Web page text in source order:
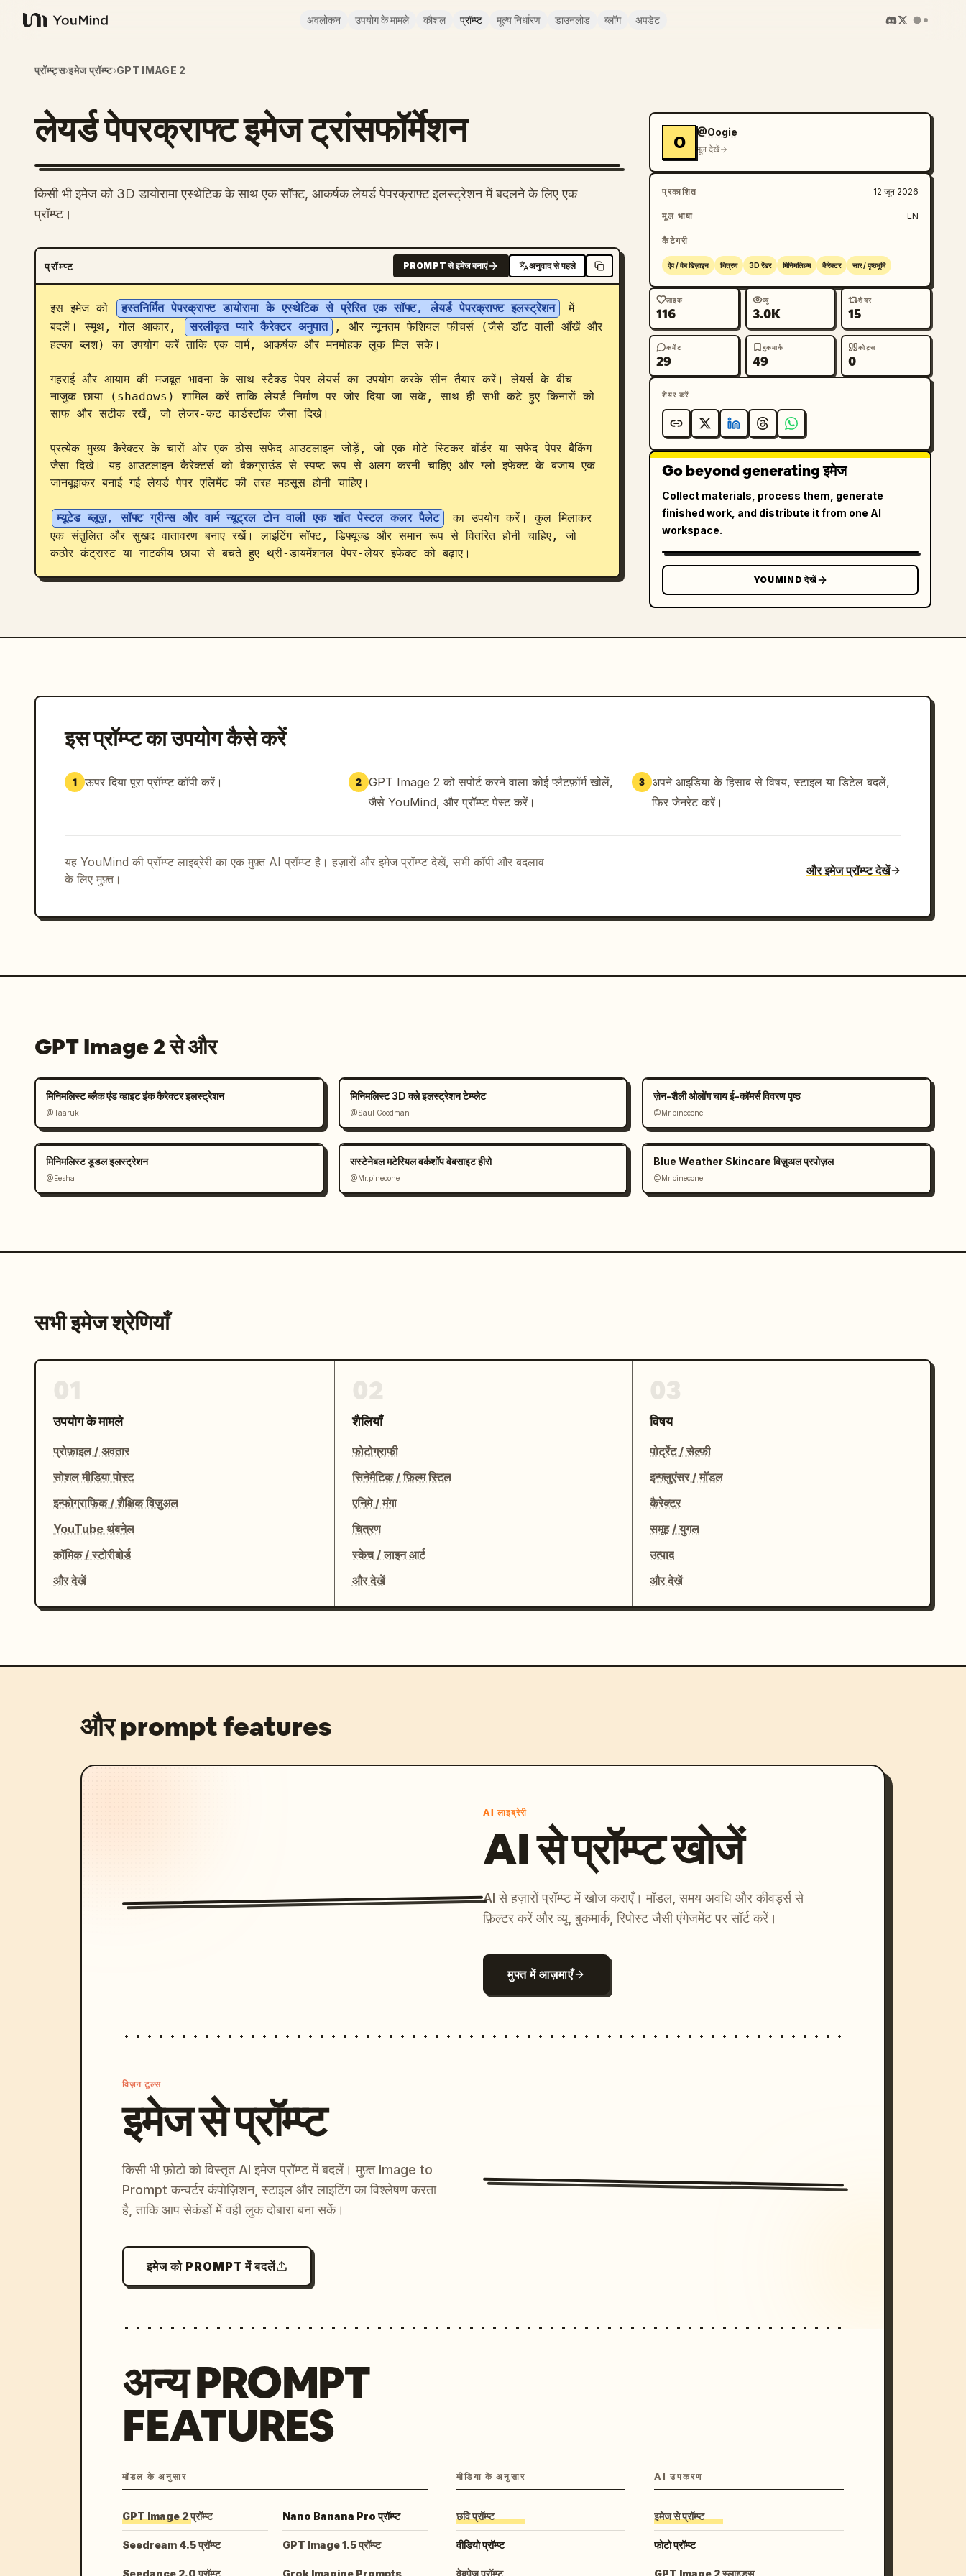
YouMind
अवलोकन उपयोग के मामले कौशल प्रॉम्प्ट मूल्य निर्धारण डाउनलोड ब्लॉग अपडेट
प्रॉम्प्ट्स›इमेज प्रॉम्प्ट›GPT IMAGE 2
लेयर्ड पेपरक्राफ्ट इमेज ट्रांसफॉर्मेशन
किसी भी इमेज को 3D डायोरामा एस्थेटिक के साथ एक सॉफ्ट, आकर्षक लेयर्ड पेपरक्राफ्ट इलस्ट्रेशन में बदलने के लिए एक
प्रॉम्प्ट।
प्रॉम्प्ट PROMPT से इमेज बनाएं अनुवाद से पहले
इस इमेज को हस्तनिर्मित पेपरक्राफ्ट डायोरामा के एस्थेटिक से प्रेरित एक सॉफ्ट, लेयर्ड पेपरक्राफ्ट इलस्ट्रेशन
में
बदलें। स्मूथ, गोल आकार,
सरलीकृत प्यारे कैरेक्टर अनुपात
, और न्यूनतम फेशियल फीचर्स (जैसे डॉट वाली आँखें और
हल्का ब्लश) का उपयोग करें ताकि एक वार्म, आकर्षक और मनमोहक लुक मिल सके।
गहराई और आयाम की मजबूत भावना के साथ स्टैक्ड पेपर लेयर्स का उपयोग करके सीन तैयार करें। लेयर्स के बीच
नाजुक छाया (shadows) शामिल करें ताकि लेयर्ड निर्माण पर जोर दिया जा सके, साथ ही सभी कटे हुए किनारों को
साफ और सटीक रखें, जो लेजर-कट कार्डस्टॉक जैसा दिखे।
प्रत्येक मुख्य कैरेक्टर के चारों ओर एक ठोस सफेद आउटलाइन जोड़ें, जो एक मोटे स्टिकर बॉर्डर या सफेद पेपर बैकिंग
जैसा दिखे। यह आउटलाइन कैरेक्टर्स को बैकग्राउंड से स्पष्ट रूप से अलग करनी चाहिए और ग्लो इफेक्ट के बजाय एक
जानबूझकर बनाई गई लेयर्ड पेपर एलिमेंट की तरह महसूस होनी चाहिए।
म्यूटेड ब्लूज़, सॉफ्ट ग्रीन्स और वार्म न्यूट्रल टोन वाली एक शांत पेस्टल कलर पैलेट
का उपयोग करें। कुल मिलाकर
एक संतुलित और सुखद वातावरण बनाए रखें। लाइटिंग सॉफ्ट, डिफ्यूज्ड और समान रूप से वितरित होनी चाहिए, जो
कठोर कंट्रास्ट या नाटकीय छाया से बचते हुए थ्री-डायमेंशनल पेपर-लेयर इफेक्ट को बढ़ाए।
O
@Oogie
मूल देखें
प्रकाशित 12 जून 2026
मूल भाषा EN
कैटेगरी
ऐप / वेब डिज़ाइन चित्रण 3D रेंडर मिनिमलिज़्म कैरेक्टर सार / पृष्ठभूमि
लाइक
116
व्यू
3.0K
शेयर
15
कमेंट
29
बुकमार्क
49
कोट्स
0
शेयर करें
Go beyond generating इमेज
Collect materials, process them, generate
finished work, and distribute it from one AI
workspace.
YOUMIND देखें
इस प्रॉम्प्ट का उपयोग कैसे करें
1 ऊपर दिया पूरा प्रॉम्प्ट कॉपी करें। 2 GPT Image 2 को सपोर्ट करने वाला कोई प्लैटफ़ॉर्म खोलें,
जैसे YouMind, और प्रॉम्प्ट पेस्ट करें।
3 अपने आइडिया के हिसाब से विषय, स्टाइल या डिटेल बदलें,
फिर जेनरेट करें।
यह YouMind की प्रॉम्प्ट लाइब्रेरी का एक मुफ़्त AI प्रॉम्प्ट है। हज़ारों और इमेज प्रॉम्प्ट देखें, सभी कॉपी और बदलाव
के लिए मुफ़्त।
और इमेज प्रॉम्प्ट देखें
GPT Image 2 से और
मिनिमलिस्ट ब्लैक एंड व्हाइट इंक कैरेक्टर इलस्ट्रेशन
@Taaruk
मिनिमलिस्ट 3D क्ले इलस्ट्रेशन टेम्प्लेट
@Saul Goodman
ज़ेन-शैली ओलोंग चाय ई-कॉमर्स विवरण पृष्ठ
@Mr.pinecone
मिनिमलिस्ट डूडल इलस्ट्रेशन
@Eesha
सस्टेनेबल मटेरियल वर्कशॉप वेबसाइट हीरो
@Mr.pinecone
Blue Weather Skincare विज़ुअल प्रपोज़ल
@Mr.pinecone
सभी इमेज श्रेणियाँ
उपयोग के मामले
प्रोफ़ाइल / अवतार
सोशल मीडिया पोस्ट
इन्फोग्राफिक / शैक्षिक विज़ुअल
YouTube थंबनेल
कॉमिक / स्टोरीबोर्ड
और देखें
शैलियाँ
फोटोग्राफी
सिनेमैटिक / फ़िल्म स्टिल
एनिमे / मंगा
चित्रण
स्केच / लाइन आर्ट
और देखें
विषय
पोर्ट्रेट / सेल्फ़ी
इन्फ्लुएंसर / मॉडल
कैरेक्टर
समूह / युगल
उत्पाद
और देखें
और prompt features
AI लाइब्रेरी
AI से प्रॉम्प्ट खोजें
AI से हज़ारों प्रॉम्प्ट में खोज कराएँ। मॉडल, समय अवधि और कीवर्ड्स से
फ़िल्टर करें और व्यू, बुकमार्क, रिपोस्ट जैसी एंगेजमेंट पर सॉर्ट करें।
मुफ्त में आज़माएँ
विज़न टूल्स
इमेज से प्रॉम्प्ट
किसी भी फ़ोटो को विस्तृत AI इमेज प्रॉम्प्ट में बदलें। मुफ़्त Image to
Prompt कन्वर्टर कंपोज़िशन, स्टाइल और लाइटिंग का विश्लेषण करता
है, ताकि आप सेकंडों में वही लुक दोबारा बना सकें।
इमेज को PROMPT में बदलें
अन्य PROMPT
FEATURES
मॉडल के अनुसार
GPT Image 2 प्रॉम्प्ट Nano Banana Pro प्रॉम्प्ट
Seedream 4.5 प्रॉम्प्ट GPT Image 1.5 प्रॉम्प्ट
Seedance 2.0 प्रॉम्प्ट Grok Imagine Prompts
मीडिया के अनुसार
छवि प्रॉम्प्ट
वीडियो प्रॉम्प्ट
वेबपेज प्रॉम्प्ट
AI उपकरण
इमेज से प्रॉम्प्ट
फोटो प्रॉम्प्ट
GPT Image 2 स्लाइड्स